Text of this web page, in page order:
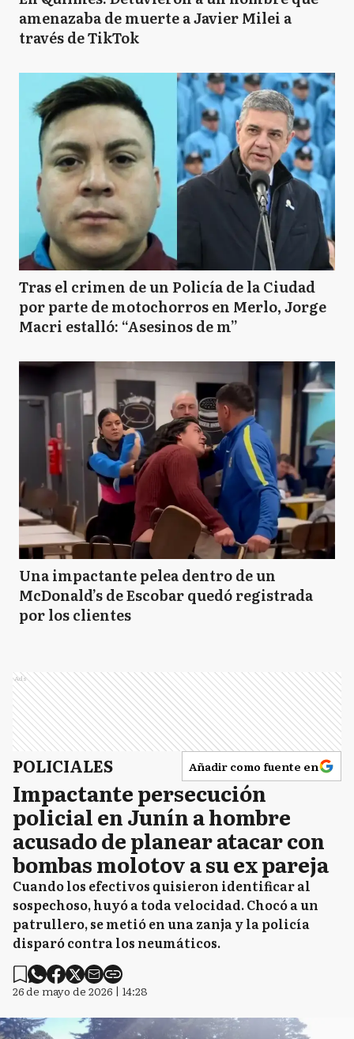
amenazaba de muerte a Javier Milei a
través de TikTok
Tras el crimen de un Policía de la Ciudad
por parte de motochorros en Merlo, Jorge
Macri estalló: “Asesinos de m”
Una impactante pelea dentro de un
McDonald’s de Escobar quedó registrada
por los clientes
Ads
POLICIALES Añadir como fuente en
Impactante persecución
policial en Junín a hombre
acusado de planear atacar con
bombas molotov a su ex pareja
Cuando los efectivos quisieron identificar al
sospechoso, huyó a toda velocidad. Chocó a un
patrullero, se metió en una zanja y la policía
disparó contra los neumáticos.
26 de mayo de 2026 | 14:28